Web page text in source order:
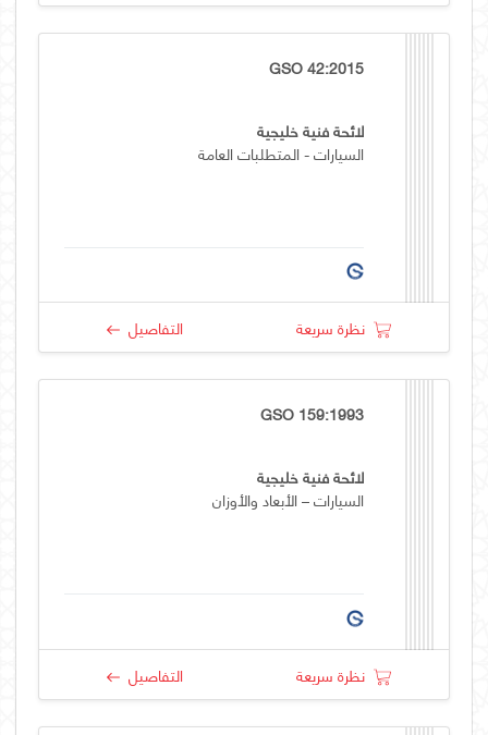
GSO 42:2015
لائحة فنية خليجية
السيارات - المتطلبات العامة
نظرة سريعة التفاصيل
GSO 159:1993
لائحة فنية خليجية
السيارات – الأبعاد والأوزان
نظرة سريعة التفاصيل